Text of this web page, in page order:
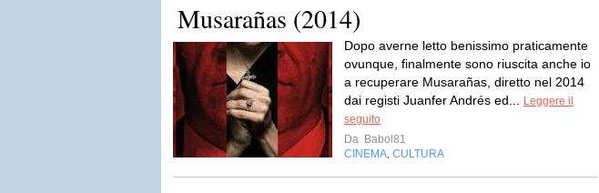
Musarañas (2014)
Dopo averne letto benissimo praticamente
ovunque, finalmente sono riuscita anche io
a recuperare Musarañas, diretto nel 2014
dai registi Juanfer Andrés ed...
Leggere il
seguito
Da Babol81
CINEMA CULTURA